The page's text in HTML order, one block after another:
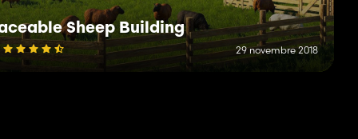
Sheep Building
29 novembre 2018